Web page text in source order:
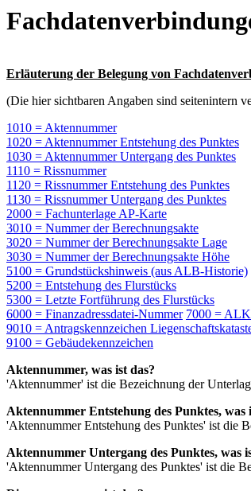
Erläuterung der Belegung von
(Die hier sichtbaren Angaben sind seitenintern
1010 = Aktennummer
1020 = Aktennummer Entstehung des Punktes
1030 = Aktennummer Untergang des Punktes
1110 = Rissnummer
1120 = Rissnummer Entstehung des Punktes
1130 = Rissnummer Untergang des Punktes
2000 = Fachunterlage AP-Karte
3010 = Nummer der Berechnungsakte
3020 = Nummer der Berechnungsakte Lage
3030 = Nummer der Berechnungsakte Höhe
5100 = Grundstückshinweis (aus ALB-Historie)
5200 = Entstehung des Flurstücks
5300 = Letzte Fortführung des Flurstücks
6000 = Finanzadressdatei-Nummer 7000 =
9010 = Antragskennzeichen
9100 = Gebäudekennzeichen
Aktennummer, was ist das?
'Aktennummer' ist die Bezeichnung der
Aktennummer Entstehung des Punktes, was
'Aktennummer Entstehung des Punktes' ist die
Aktennummer Untergang des Punktes, was
'Aktennummer Untergang des Punktes' ist die